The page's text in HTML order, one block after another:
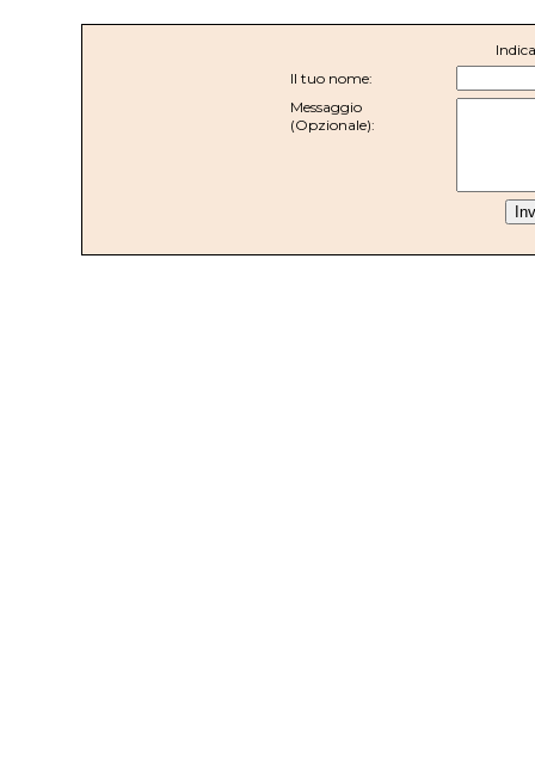
Il tuo nome:
Messaggio
(Opzionale):